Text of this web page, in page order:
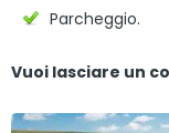
Parcheggio.
Vuoi lasciare un